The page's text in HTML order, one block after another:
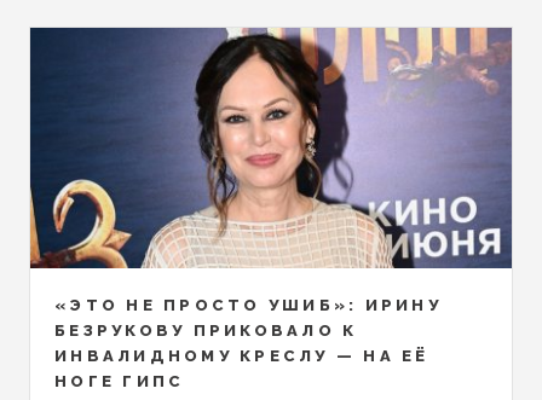
«ЭТО НЕ ПРОСТО УШИБ»: ИРИНУ
БЕЗРУКОВУ ПРИКОВАЛО К
ИНВАЛИДНОМУ КРЕСЛУ — НА ЕЁ
НОГЕ ГИПС